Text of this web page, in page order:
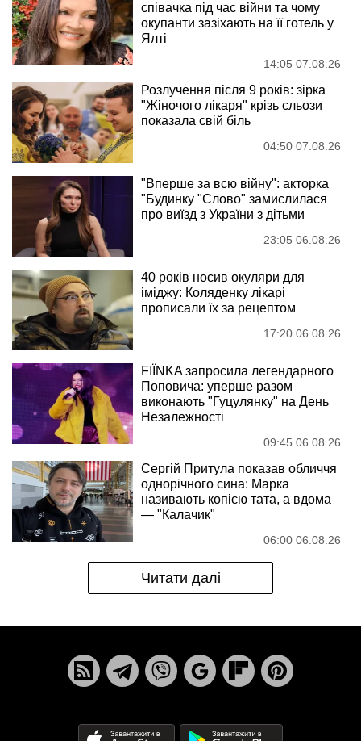
співачка під час війни та чому
окупанти зазіхають на її готель у
Ялті
14:05 07.08.26
Розлучення після 9 років: зірка
"Жіночого лікаря" крізь сльози
показала свій біль
04:50 07.08.26
"Вперше за всю війну": акторка
"Будинку "Слово" замислилася
про виїзд з України з дітьми
23:05 06.08.26
40 років носив окуляри для
іміджу: Коляденку лікарі
прописали їх за рецептом
17:20 06.08.26
FIÏNKA запросила легендарного
Поповича: уперше разом
виконають "Гуцулянку" на День
Незалежності
09:45 06.08.26
Сергій Притула показав обличчя
однорічного сина: Марка
називають копією тата, а вдома
— "Калачик"
06:00 06.08.26
Читати далі